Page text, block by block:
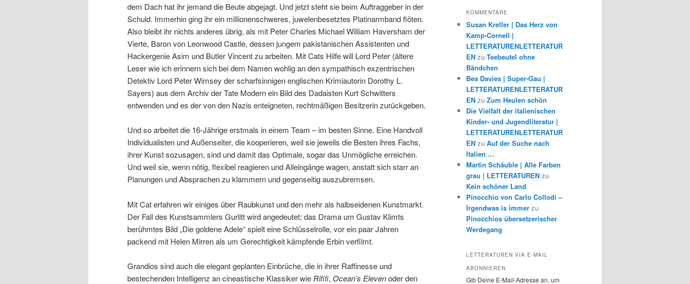
dem Dach hat ihr jemand die Beute abgejagt. Und jetzt steht sie beim Auftraggeber in der
Schuld. Immerhin ging ihr ein millionenschweres, juwelenbesetztes Platinarmband flöten.
Also bleibt ihr nichts anderes übrig, als mit Peter Charles Michael William Haversham der
Vierte, Baron von Leonwood Castle, dessen jungem pakistanischen Assistenten und
Hackergenie Asim und Butler Vincent zu arbeiten. Mit Cats Hilfe will Lord Peter (ältere
Leser wie ich erinnern sich bei dem Namen wohlig an den sympathisch exzentrischen
Detektiv Lord Peter Wimsey der scharfsinnigen englischen Krimiautorin Dorothy L.
Sayers) aus dem Archiv der Tate Modern ein Bild des Dadaisten Kurt Schwitters
entwenden und es der von den Nazis enteigneten, rechtmäßigen Besitzerin zurückgeben.
Und so arbeitet die 16-Jährige erstmals in einem Team – im besten Sinne. Eine Handvoll
Individualisten und Außenseiter, die kooperieren, weil sie jeweils die Besten ihres Fachs,
ihrer Kunst sozusagen, sind und damit das Optimale, sogar das Unmögliche erreichen.
Und weil sie, wenn nötig, flexibel reagieren und Alleingänge wagen, anstatt sich starr an
Planungen und Absprachen zu klammern und gegenseitig auszubremsen.
Mit Cat erfahren wir einiges über Raubkunst und den mehr als halbseidenen Kunstmarkt.
Der Fall des Kunstsammlers Gurlitt wird angedeutet; das Drama um Gustav Klimts
berühmtes Bild „Die goldene Adele“ spielt eine Schlüsselrolle, vor ein paar Jahren
packend mit Helen Mirren als um Gerechtigkeit kämpfende Erbin verfilmt.
Grandios sind auch die elegant geplanten Einbrüche, die in ihrer Raffinesse und
bestechenden Intelligenz an cineastische Klassiker wie Rififi, Ocean’s Elevenoder den
KOMMENTARE
Susan Kreller | Das Herz von
Kamp-Cornell |
LETTERATURENLETTERATUR
EN zu Teebeutel ohne
Bändchen
Bea Davies | Super-Gau |
LETTERATURENLETTERATUR
EN zu Zum Heulen schön
Die Vielfalt der italienischen
Kinder- und Jugendliteratur |
LETTERATURENLETTERATUR
EN zu Auf der Suche nach
Italien …
Martin Schäuble | Alle Farben
grau | LETTERATUREN zu
Kein schöner Land
Pinocchio von Carlo Collodi –
Irgendwas is immer zu
Pinocchios übersetzerischer
Werdegang
LETTERATUREN VIA E-MAIL
ABONNIEREN
Gib Deine E-Mail-Adresse an, um